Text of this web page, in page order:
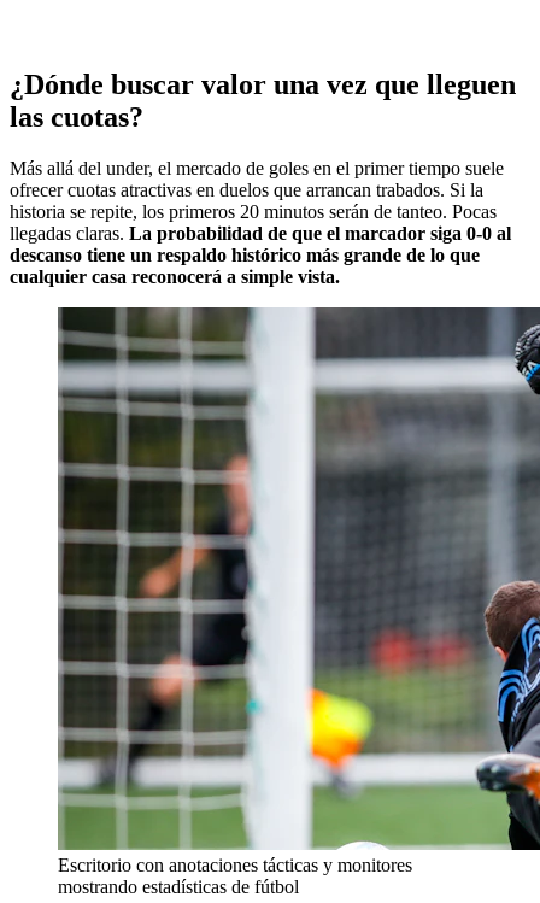
¿Dónde buscar valor una vez que lleguen
las cuotas?
Más allá del under, el mercado de goles en el primer tiempo suele
ofrecer cuotas atractivas en duelos que arrancan trabados. Si la
historia se repite, los primeros 20 minutos serán de tanteo. Pocas
llegadas claras. La probabilidad de que el marcador siga 0-0 al
descanso tiene un respaldo histórico más grande de lo que
cualquier casa reconocerá a simple vista.
Escritorio con anotaciones tácticas y monitores
mostrando estadísticas de fútbol